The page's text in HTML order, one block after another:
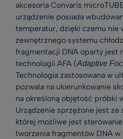
akcesoria Convaris
urządzenie posiada
temperatur, dzięki czemu nie
zewnętrznego systemu
fragmentacji DNA oparty jest
technologii AFA (Adaptive
Technologia zastosowana w
pozwala na ukierunkowanie
na określoną objętość próbki
Urządzenie sprzężone jest ze
której możliwe jest
tworzenia fragmentów DNA w